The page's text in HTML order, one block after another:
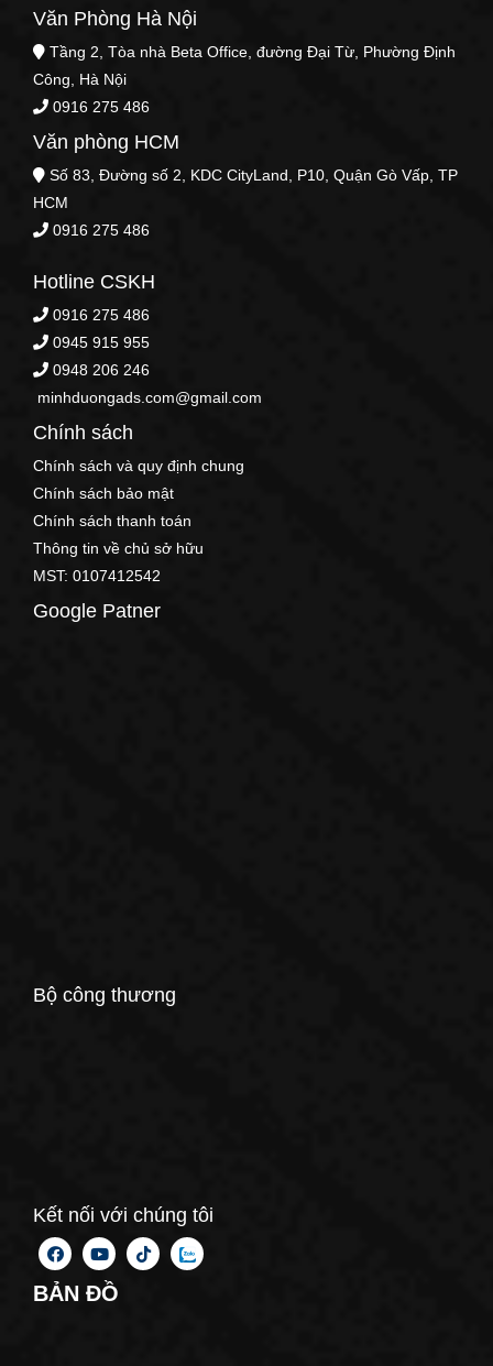
Văn Phòng Hà Nội
Tầng 2, Tòa nhà Beta Office, đường Đại Từ, Phường Định
Công, Hà Nội
0916 275 486
Văn phòng HCM
Số 83, Đường số 2, KDC CityLand, P10, Quận Gò Vấp, TP
HCM
0916 275 486
Hotline CSKH
0916 275 486
0945 915 955
0948 206 246
minhduongads.com@gmail.com
Chính sách
Chính sách và quy định chung
Chính sách bảo mật
Chính sách thanh toán
Thông tin về chủ sở hữu
MST: 0107412542
Google Patner
Bộ công thương
Kết nối với chúng tôi
BẢN ĐỒ